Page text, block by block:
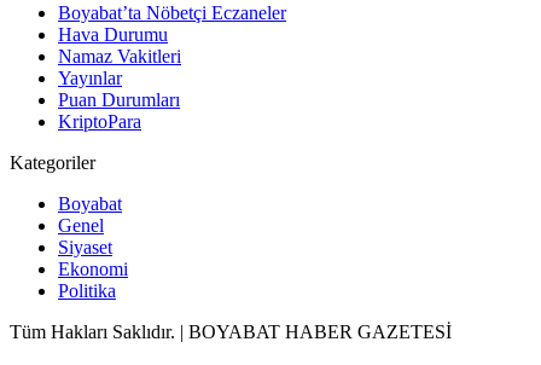
Boyabat’ta Nöbetçi Eczaneler
Hava Durumu
Namaz Vakitleri
Yayınlar
Puan Durumları
KriptoPara
Kategoriler
Boyabat
Genel
Siyaset
Ekonomi
Politika
Tüm Hakları Saklıdır. | BOYABAT HABER GAZETESİ